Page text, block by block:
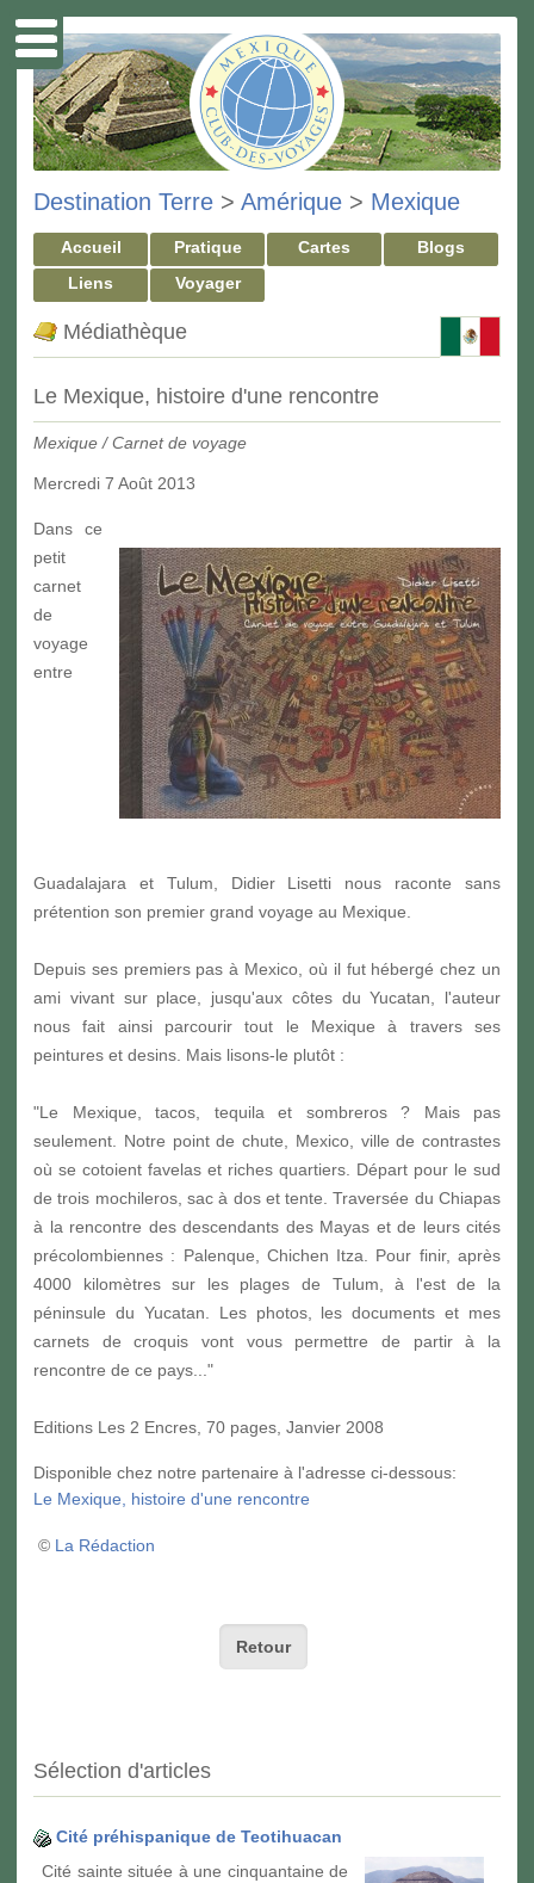
Destination Terre > Amérique > Mexique
Accueil Pratique Cartes
Blogs
Liens
Voyager
Médiathèque
Le Mexique, histoire d'une rencontre
Mexique / Carnet de voyage
Mercredi 7 Août 2013
Dans ce
petit
carnet
de
voyage
entre
Guadalajara et Tulum, Didier Lisetti nous raconte sans
prétention son premier grand voyage au Mexique.
Depuis ses premiers pas à Mexico, où il fut hébergé chez un
ami vivant sur place, jusqu'aux côtes du Yucatan, l'auteur
nous fait ainsi parcourir tout le Mexique à travers ses
peintures et desins. Mais lisons-le plutôt :
"Le Mexique, tacos, tequila et sombreros ? Mais pas
seulement. Notre point de chute, Mexico, ville de contrastes
où se cotoient favelas et riches quartiers. Départ pour le sud
de trois mochileros, sac à dos et tente. Traversée du Chiapas
à la rencontre des descendants des Mayas et de leurs cités
précolombiennes : Palenque, Chichen Itza. Pour finir, après
4000 kilomètres sur les plages de Tulum, à l'est de la
péninsule du Yucatan. Les photos, les documents et mes
carnets de croquis vont vous permettre de partir à la
rencontre de ce pays..."
Editions Les 2 Encres, 70 pages, Janvier 2008
Disponible chez notre partenaire à l'adresse ci-dessous:
Le Mexique, histoire d'une rencontre
© La Rédaction
Retour
Sélection d'articles
Cité préhispanique de Teotihuacan
Cité sainte située à une cinquantaine de